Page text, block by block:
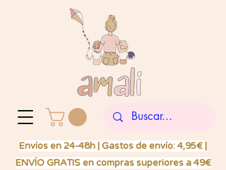
Envíos en 24-48h | Gastos de envío: 4,95€ |
ENVÍO GRATIS en compras superiores a 49€